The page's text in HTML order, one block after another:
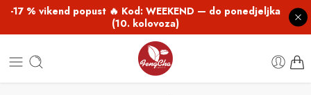
-17 % vikend popust 🔥 Kod: WEEKEND — do ponedjeljka
(10. kolovoza)